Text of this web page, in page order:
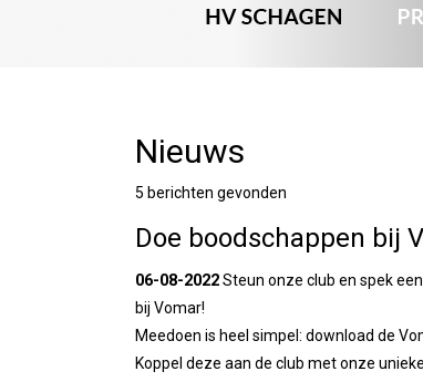
Nieuws
5 berichten gevonden
Doe boodschappen bij
06-08-2022Steun onze club en spek
bij Vomar!
Meedoen is heel simpel: download de
Koppel deze aan de club met onze